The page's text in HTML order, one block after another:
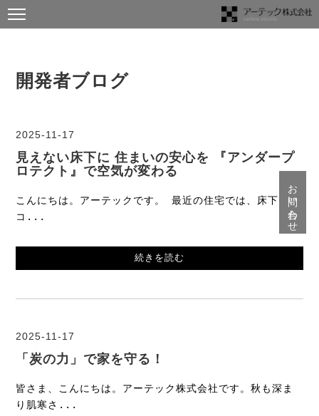
お問い合わせ
開発者ブログ
2025-11-17
見えない床下に 住まいの安心を 『アンダープ
ロテクト』で空気が変わる
こんにちは。アーテックです。 最近の住宅では、床下を
コ...
続きを読む
2025-11-17
「炭の力」で家を守る！
皆さま、こんにちは。アーテック株式会社です。秋も深ま
り肌寒さ...